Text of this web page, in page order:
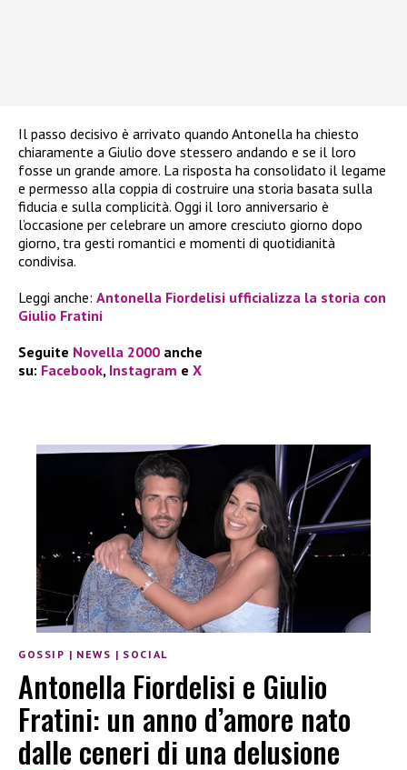
Il passo decisivo è arrivato quando Antonella ha chiesto
chiaramente a Giulio dove stessero andando e se il loro
fosse un grande amore. La risposta ha consolidato il legame
e permesso alla coppia di costruire una storia basata sulla
fiducia e sulla complicità. Oggi il loro anniversario è
l’occasione per celebrare un amore cresciuto giorno dopo
giorno, tra gesti romantici e momenti di quotidianità
condivisa.
Leggi anche: Antonella Fiordelisi ufficializza la storia con
Giulio Fratini
Seguite Novella 2000 anche
su: Facebook, Instagram e X
GOSSIP | NEWS | SOCIAL
Antonella Fiordelisi e Giulio
Fratini: un anno d’amore nato
dalle ceneri di una delusione